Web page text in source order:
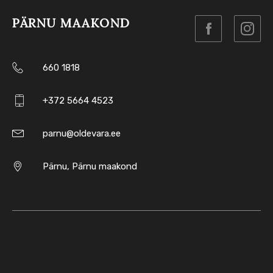
PÄRNU MAAKOND
660 1818
+372 5664 4523
parnu@oldevara.ee
Pärnu, Pärnu maakond